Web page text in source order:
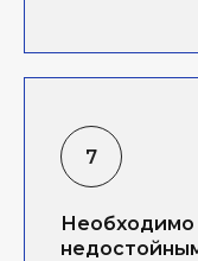
Необходимо